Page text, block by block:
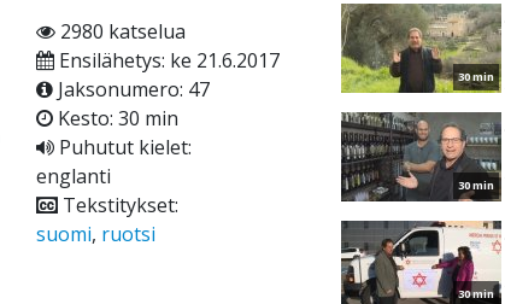
2980 katselua
Ensilähetys: ke 21.6.2017
Jaksonumero: 47
Kesto: 30 min
Puhutut kielet:
englanti
Tekstitykset:
suomi, ruotsi
30 min
30 min
30 min